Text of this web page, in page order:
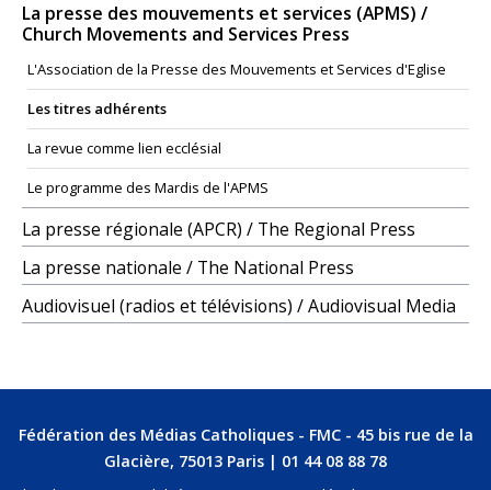
La presse des mouvements et services (APMS) /
Church Movements and Services Press
L'Association de la Presse des Mouvements et Services d'Eglise
Les titres adhérents
La revue comme lien ecclésial
Le programme des Mardis de l'APMS
La presse régionale (APCR) / The Regional Press
La presse nationale / The National Press
Audiovisuel (radios et télévisions) / Audiovisual Media
Fédération des Médias Catholiques - FMC - 45 bis rue de la
Glacière, 75013 Paris | 01 44 08 88 78